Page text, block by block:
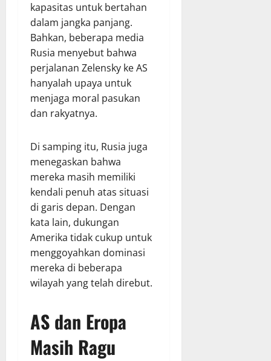
kapasitas untuk bertahan
dalam jangka panjang.
Bahkan, beberapa media
Rusia menyebut bahwa
perjalanan Zelensky ke AS
hanyalah upaya untuk
menjaga moral pasukan
dan rakyatnya.
Di samping itu, Rusia juga
menegaskan bahwa
mereka masih memiliki
kendali penuh atas situasi
di garis depan. Dengan
kata lain, dukungan
Amerika tidak cukup untuk
menggoyahkan dominasi
mereka di beberapa
wilayah yang telah direbut.
AS dan Eropa
Masih Ragu